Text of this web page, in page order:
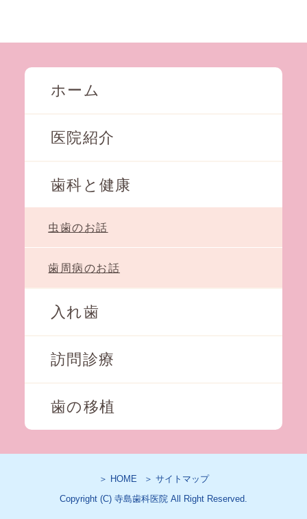
ホーム
医院紹介
歯科と健康
虫歯のお話
歯周病のお話
入れ歯
訪問診療
歯の移植
＞ HOME
＞ サイトマップ
Copyright (C) 寺島歯科医院 All Right Reserved.